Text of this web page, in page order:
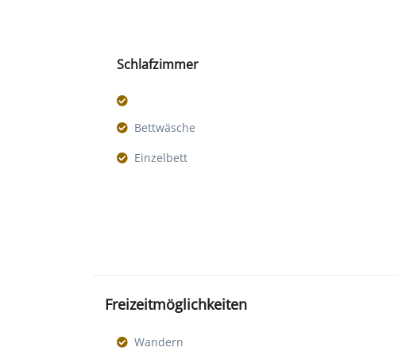
Schlafzimmer
Bettwäsche
Einzelbett
Freizeitmöglichkeiten
Wandern